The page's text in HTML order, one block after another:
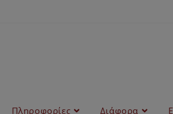
Πληροφορίες Διάφορα